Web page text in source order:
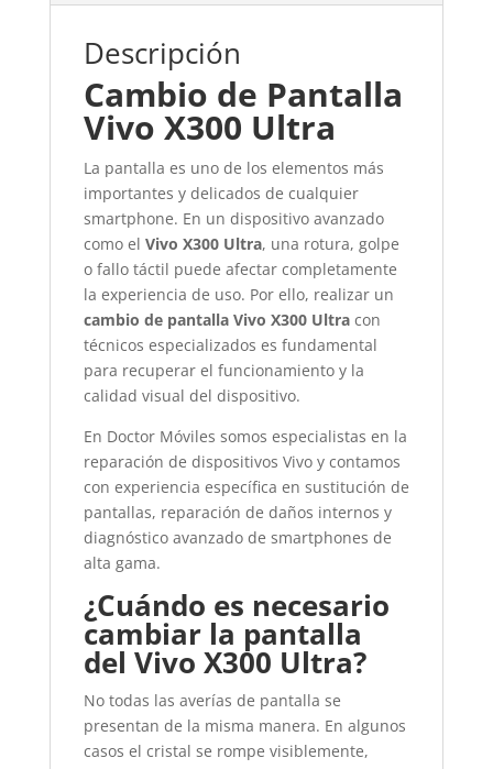
Descripción
Cambio de Pantalla
Vivo X300 Ultra
La pantalla es uno de los elementos más
importantes y delicados de cualquier
smartphone. En un dispositivo avanzado
como el Vivo X300 Ultra, una rotura, golpe
o fallo táctil puede afectar completamente
la experiencia de uso. Por ello, realizar un
cambio de pantalla Vivo X300 Ultracon
técnicos especializados es fundamental
para recuperar el funcionamiento y la
calidad visual del dispositivo.
En Doctor Móviles somos especialistas en la
reparación de dispositivos Vivoy contamos
con experiencia específica en sustitución de
pantallas, reparación de daños internos y
diagnóstico avanzado de smartphones de
alta gama.
¿Cuándo es necesario
cambiar la pantalla
del Vivo X300 Ultra?
No todas las averías de pantalla se
presentan de la misma manera. En algunos
casos el cristal se rompe visiblemente,